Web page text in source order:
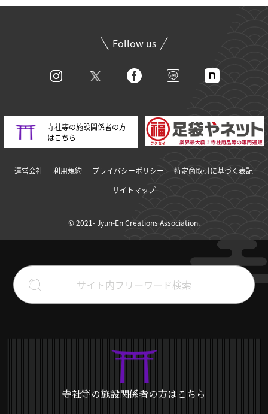
Follow us
寺社等の施設関係者の方
はこちら
運営会社 利用規約 プライバシーポリシー
特定商取引に基づく表記
サイトマップ
© 2021- Jyun-En Creations Association.
寺社等の施設関係者の方はこちら